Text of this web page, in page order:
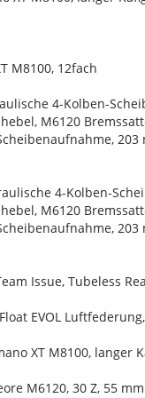
M8100, 12fach
4-Kolben-
M6120
4-Kolben-
M6120
Issue, Tubeless
EVOL
XT M8100, langer
M6120, 30 Z, 55